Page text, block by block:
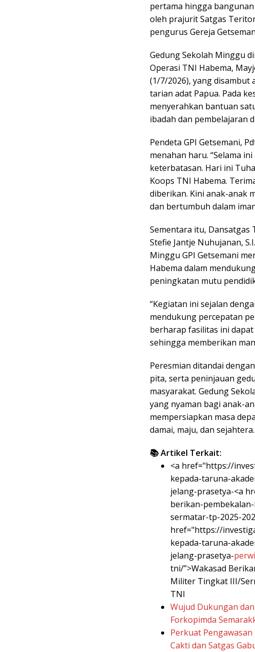
pertama hingga
oleh prajurit Satgas
pengurus Gereja
Gedung Sekolah Minggu
Operasi TNI Habema,
(1/7/2026), yang disambut
tarian adat Papua. Pada
menyerahkan bantuan
ibadah dan pembelajaran
Pendeta GPI Getsemani,
menahan haru. “Selama
keterbatasan. Hari ini
Koops TNI Habema.
diberikan. Kini anak-anak
dan bertumbuh dalam
Sementara itu, Dansatgas
Stefie Jantje Nuhujanan,
Minggu GPI Getsemani
Habema dalam
peningkatan mutu
“Kegiatan ini sejalan
mendukung percepatan
berharap fasilitas ini
sehingga memberikan
Peresmian ditandai
pita, serta peninjauan
masyarakat. Gedung
yang nyaman bagi anak-
mempersiapkan masa
damai, maju, dan
📚 Artikel Terkait:
<a href="https://
kepada-taruna-
jelang-prasetya-<a
berikan-
sermatar-tp-2025-
href="https://
kepada-taruna-
jelang-prasetya-
tni/”>Wakasad
Militer Tingkat III/
TNI
Wujud Dukungan
Forkopimda
Perkuat
Cakti dan Satgas